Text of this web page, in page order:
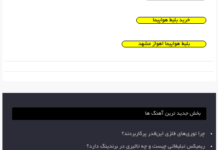
خرید بلیط هواپیما
بلیط هواپیما اهواز مشهد
بخش جدید ترین آهنگ ها
چرا توری‌های فلزی این‌قدر پرکاربردند؟
ریمیکس تبلیغاتی چیست و چه تاثیری در برندینگ دارد؟